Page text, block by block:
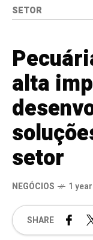
SETOR
alta
setor
NEGÓCIOS 1
SHARE